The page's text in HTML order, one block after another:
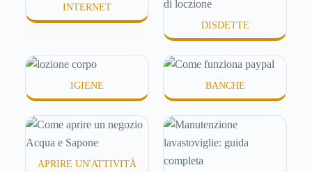
INTERNET
DISDETTE
IGIENE BANCHE
APRIRE UN'ATTIVITÀ